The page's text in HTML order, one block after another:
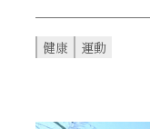
健康 運動